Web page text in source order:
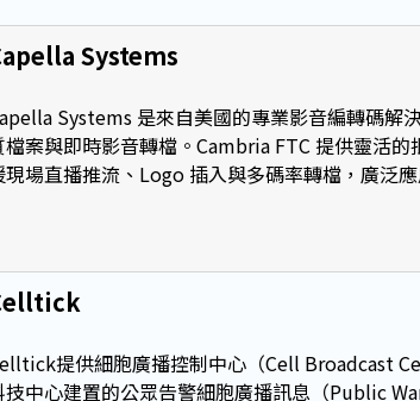
Systems
Systems 是來自美國的專業影音編轉碼解
檔案與即時影音轉檔。Cambria FTC 提供靈活
現場直播推流、Logo 插入與多碼率轉檔，廣泛
提供細胞廣播控制中心（Cell Broadcast
技中心建置的公眾告警細胞廣播訊息（Public